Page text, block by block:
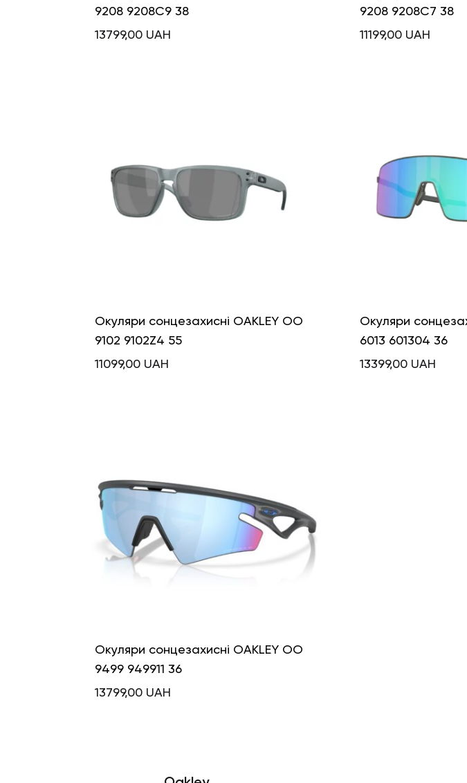
9208 9208C9 38
13799,00 UAH
9208 9208C7 38
11199,00 UAH
Окуляри сонцезахисні OAKLEY OO
9102 9102Z4 55
11099,00 UAH
Окуляри
6013 601304 36
13399,00 UAH
Окуляри сонцезахисні OAKLEY OO
9499 949911 36
13799,00 UAH